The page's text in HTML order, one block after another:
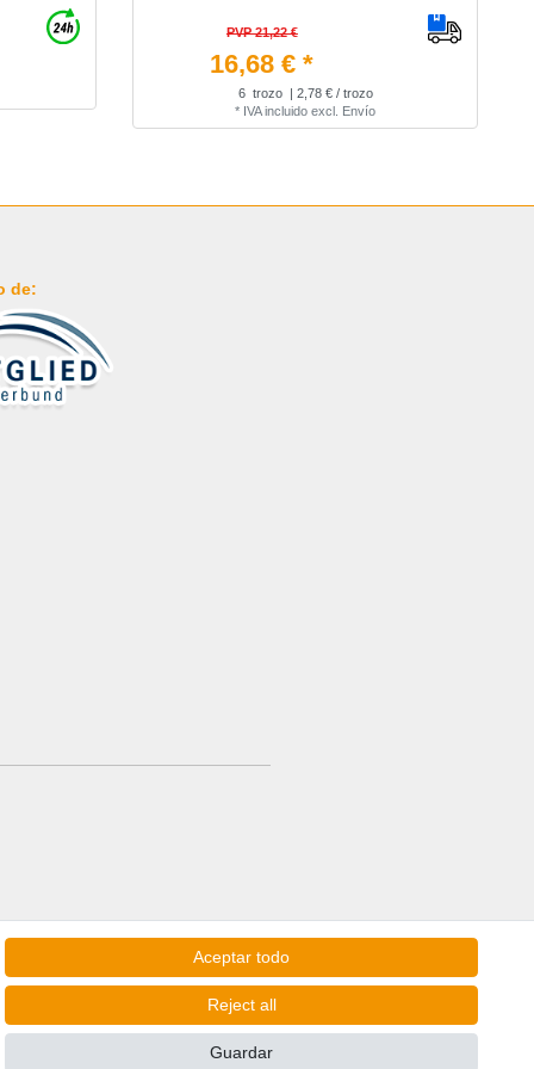
PVP 21,22 €
16,68 € *
6 trozo
| 2,78 € / trozo
* IVA incluido excl. Envío
de:
Aceptar todo
Reject all
Guardar